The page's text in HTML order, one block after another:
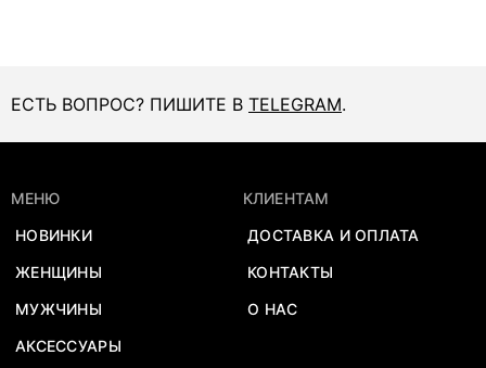
ЕСТЬ ВОПРОС? ПИШИТЕ В TELEGRAM.
МЕНЮ
НОВИНКИ
ЖЕНЩИНЫ
МУЖЧИНЫ
АКСЕССУАРЫ
КЛИЕНТАМ
ДОСТАВКА И ОПЛАТА
КОНТАКТЫ
О НАС